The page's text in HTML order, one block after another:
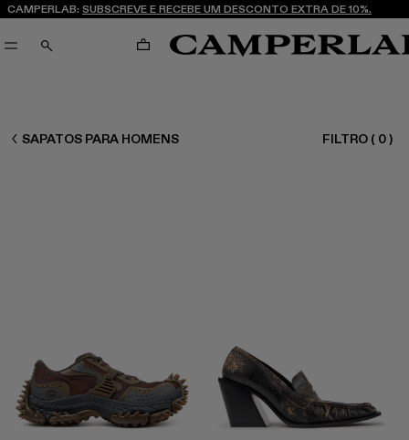
CAMPERLAB: SUBSCREVE E RECEBE UM DESCONTO EXTRA DE 10%.
PESQUISAR CARRINHO
CAMPERLAB
SAPATOS PARA HOMENS FILTRO ( 0)